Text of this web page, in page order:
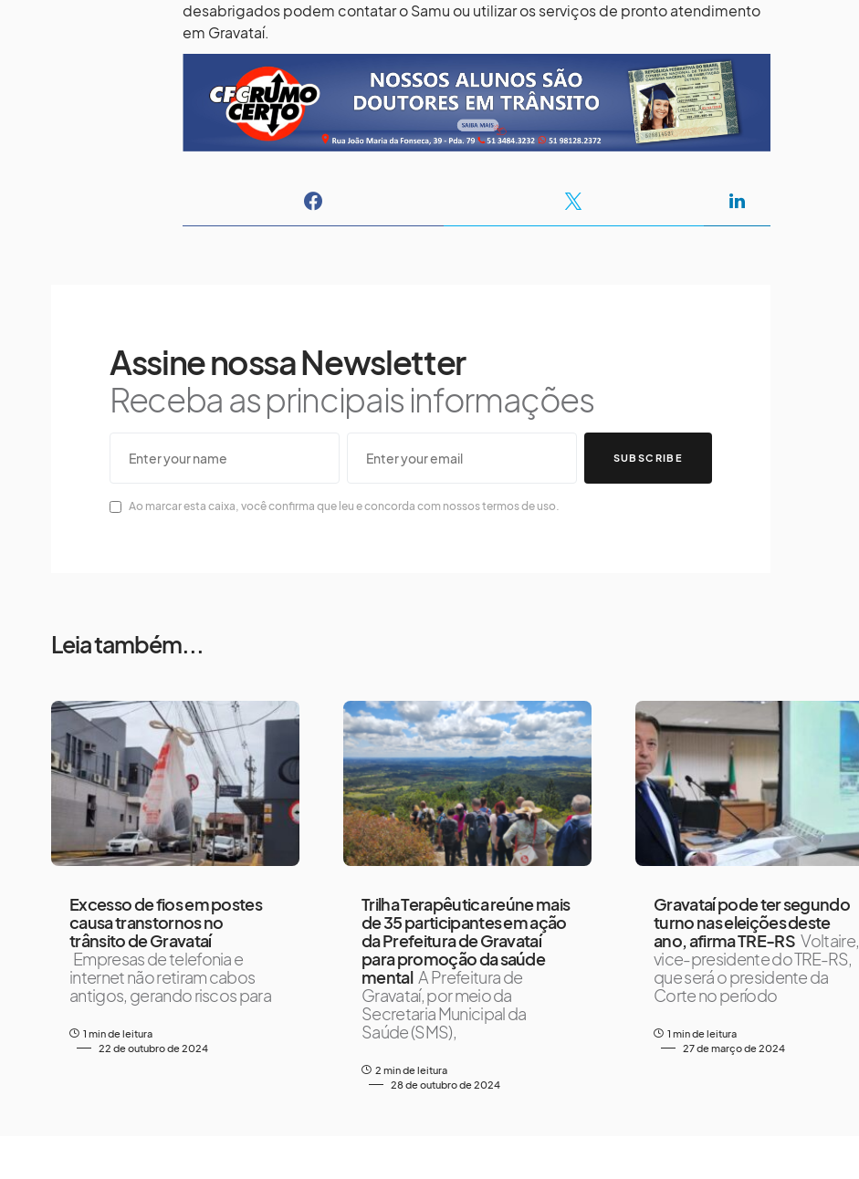
desabrigados podem contatar o Samu ou utilizar os serviços de pronto atendimento
em Gravataí.
Assine nossa Newsletter
Receba as principais informações
SUBSCRIBE
Ao marcar esta caixa, você confirma que leu e concorda com nossos termos de uso.
Leia também...
Excesso de fios em postes
causa transtornos no
trânsito de Gravataí
Empresas de telefonia e
internet não retiram cabos
antigos, gerando riscos para
1 min de leitura
22 de outubro de 2024
Trilha Terapêutica reúne mais
de 35 participantes em ação
da Prefeitura de Gravataí
para promoção da saúde
mental A Prefeitura de
Gravataí, por meio da
Secretaria Municipal da
Saúde (SMS),
2 min de leitura
28 de outubro de 2024
Gravataí pode ter segundo
turno nas eleições deste
ano, afirma TRE-RS Voltaire,
vice-presidente do TRE-RS,
que será o presidente da
Corte no período
1 min de leitura
27 de março de 2024